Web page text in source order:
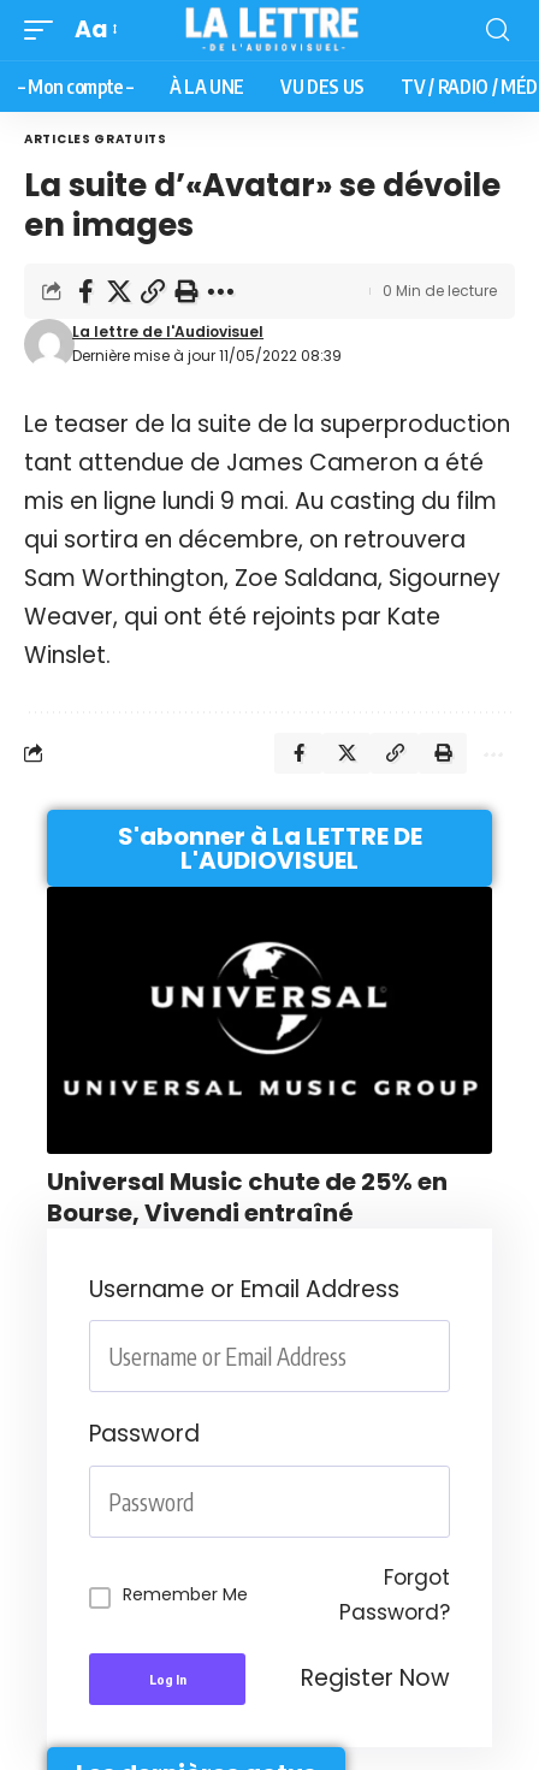
Aa
– Mon compte – À LA UNE VU DES US TV / RADIO /
ARTICLES GRATUITS
La suite d’«Avatar» se dévoile
en images
Dernière mise à jour 11/05/2022 08:39
La lettre de l'Audiovisuel
0 Min de lecture
Le teaser de la suite de la superproduction
tant attendue de James Cameron a été
mis en ligne lundi 9 mai. Au casting du film
qui sortira en décembre, on retrouvera
Sam Worthington, Zoe Saldana, Sigourney
Weaver, qui ont été rejoints par Kate
Winslet.
S'abonner à La LETTRE DE
L'AUDIOVISUEL
Universal Music chute de 25% en
Bourse, Vivendi entraîné
Username or Email Address
Password
Remember Me
Forgot
Password?
Log In Register Now